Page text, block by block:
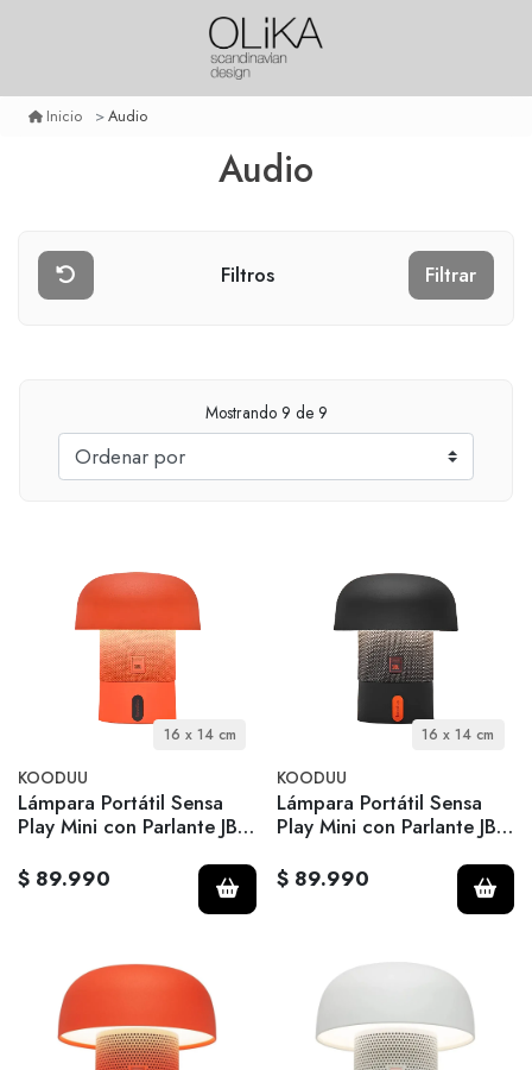
Inicio Audio
Audio
Filtros Filtrar
Mostrando 9 de 9
16 x 14 cm
KOODUU
Lámpara Portátil Sensa
Play Mini con Parlante JBL
$ 89.990
16 x 14 cm
KOODUU
Lámpara Portátil Sensa
Play Mini con Parlante JBL
$ 89.990